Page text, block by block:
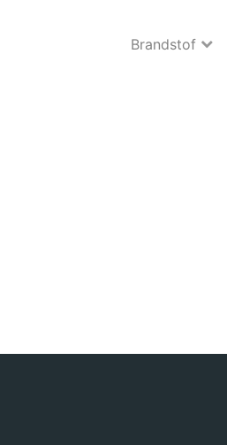
Brandstof